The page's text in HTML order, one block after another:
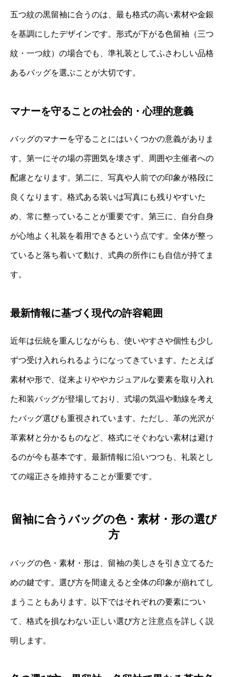
五つ紋の黒留袖に合うのは、最も格式の高い素材や金銀
を基調にしたデザインです。形式が下がる色留袖（三つ
紋・一つ紋）の場合でも、準礼装としてふさわしい品格
あるバッグを選ぶことが大切です。
マナーを守ることの社会的・心理的意義
バッグのマナーを守ることにはいくつかの意義がありま
す。第一にその場の雰囲気を壊さず、周囲や主催者への
配慮となります。第二に、写真や人前での印象が格段に
良くなります。格式ある装いは写真にも残りやすいた
め、常に整っていることが重要です。第三に、自分自身
が心地よく礼装を着用できるという点です。全体が整っ
ていると落ち着いて動け、式典の所作にも自信が持てま
す。
最新情報に基づく現代の許容範囲
近年は伝統を重んじながらも、使いやすさや個性も少し
ずつ受け入れられるようになってきています。たとえば
素材や形で、従来よりややカジュアルな要素を取り入れ
た和装バッグが登場しており、式場の気温や動線を考え
たバッグ選びも重視されています。ただし、革の光沢が
革素材と分かるものなど、格式にそぐわない素材は避け
るのが今も基本です。最新情報に沿いつつも、礼装とし
ての端正さを維持することが重要です。
留袖に合うバッグの色・素材・形の選び
方
バッグの色・素材・形は、留袖の美しさを引き立てるた
めの鍵です。選び方を間違えると全体の印象が崩れてし
まうこともあります。以下ではそれぞれの要素につい
て、格式を損なわない正しい選び方と注意点を詳しく説
明します。